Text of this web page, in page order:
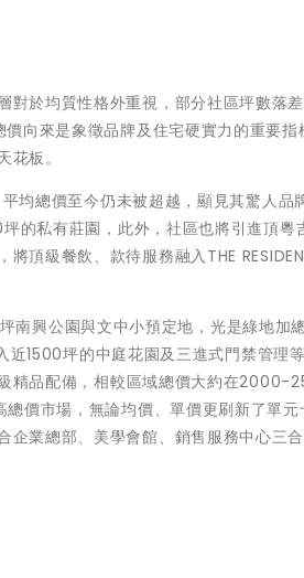
於均質性格外重視，部分社區坪數落差
向來是象徵品牌及住宅硬實力的重要指
板。
均總價至今仍未被超越，顯見其驚人品
的私有莊園，此外，社區也將引進頂粵
頂級餐飲、款待服務融入THE
南興公園與文中小預定地，光是綠地加
1500坪的中庭花園及三進式門禁管理等
精品配備，相較區域總價大約在2000-
價市場，無論均價、單價更刷新了單元
企業總部、美學會館、銷售服務中心三